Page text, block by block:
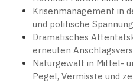
Krisenmanagement in
und politische
Dramatisches
erneuten
Naturgewalt in Mittel-
Pegel, Vermisste und